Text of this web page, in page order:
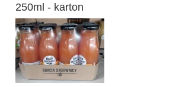
250ml - karton